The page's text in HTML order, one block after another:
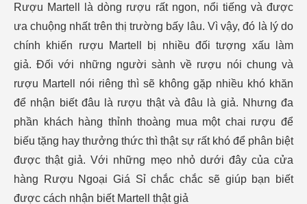
Rượu Martell là dòng rượu rất ngon, nổi tiếng và được
ưa chuộng nhất trên thị trường bấy lâu. Vì vậy, đó là lý do
chính khiến rượu Martell bị nhiều đối tượng xấu làm
giả. Đối với những người sành về rượu nói chung và
rượu Martell nói riêng thì sẽ không gặp nhiều khó khăn
để nhận biết đâu là rượu thật và đâu là giả. Nhưng đa
phần khách hàng thỉnh thoàng mua một chai rượu để
biếu tặng hay thưởng thức thì thật sự rất khó để phân biệt
được thật giả. Với những mẹo nhỏ dưới đây của cửa
hàng Rượu Ngoại Giá Sỉ chắc chắc sẽ giúp bạn biết
được cách nhận biết Martell thật giả